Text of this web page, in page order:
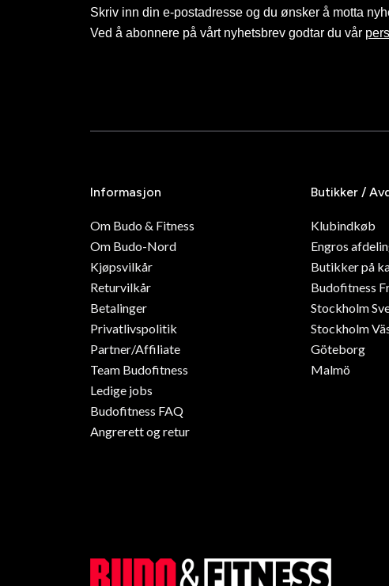
Skriv inn din e-postadresse og du ønsker å motta
Ved å abonnere på vårt nyhetsbrev godtar du vår
Informasjon
Om Budo & Fitness
Om Budo-Nord
Kjøpsvilkår
Returvilkår
Betalinger
Privatlivspolitik
Partner/Affiliate
Team Budofitness
Ledige jobs
Budofitness FAQ
Angrerett og retur
Butikker /
Klubindkøb
Engros
Butikker på
Budofitness
Stockholm
Stockholm
Göteborg
Malmö